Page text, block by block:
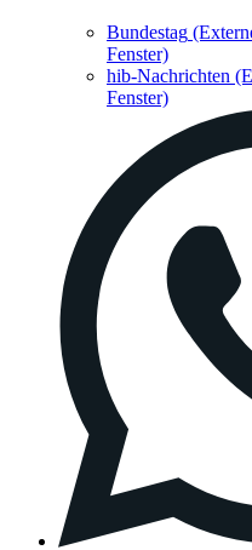
Bundestag
Fenster)
hib-Nachrichten
Fenster)